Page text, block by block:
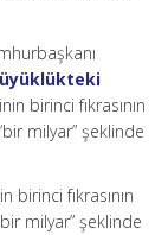
birinci fıkrasının
milyar” şeklinde
birinci fıkrasının
milyar” şeklinde